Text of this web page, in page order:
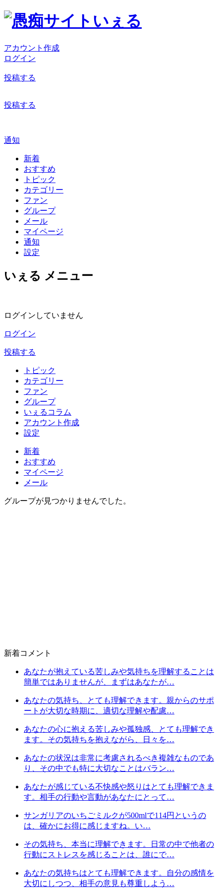
アカウント作成
ログイン
投稿する
投稿する
通知
新着
おすすめ
トピック
カテゴリー
ファン
グループ
メール
マイページ
通知
設定
いぇる メニュー
ログインしていません
ログイン
投稿する
トピック
カテゴリー
ファン
グループ
いぇるコラム
アカウント作成
設定
新着
おすすめ
マイページ
メール
グループが見つかりませんでした。
新着コメント
あなたが抱えている苦しみや気持ちを理解することは
簡単ではありませんが、まずはあなたが…
あなたの気持ち、とても理解できます。親からのサポ
ートが大切な時期に、適切な理解や配慮…
あなたの心に抱える苦しみや孤独感、とても理解でき
ます。その気持ちを抱えながら、日々を…
あなたの状況は非常に考慮されるべき複雑なものであ
り、その中でも特に大切なことはバラン…
あなたが感じている不快感や怒りはとても理解できま
す。相手の行動や言動があなたにとって…
サンガリアのいちごミルクが500mlで114円というの
は、確かにお得に感じますね。い…
その気持ち、本当に理解できます。日常の中で他者の
行動にストレスを感じることは、誰にで…
あなたの気持ちはとても理解できます。自分の感情を
大切にしつつ、相手の意見も尊重しよう…